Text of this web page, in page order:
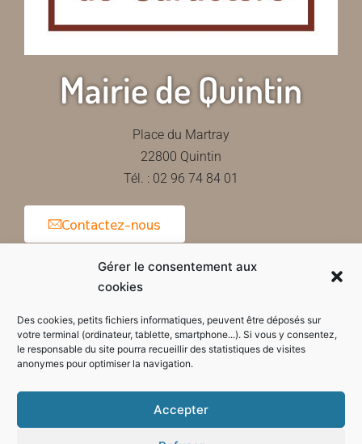
Gérer le consentement aux
cookies
Des cookies, petits fichiers informatiques, peuvent être déposés sur
votre terminal (ordinateur, tablette, smartphone...). Si vous y consentez,
le responsable du site pourra recueillir des statistiques de visites
anonymes pour optimiser la navigation.
Accepter
Mairie de Quintin
Place du Martray
22800 Quintin
Tél. : 02 96 74 84 01
Contactez-nous
Horaires d'ouverture de la mairie